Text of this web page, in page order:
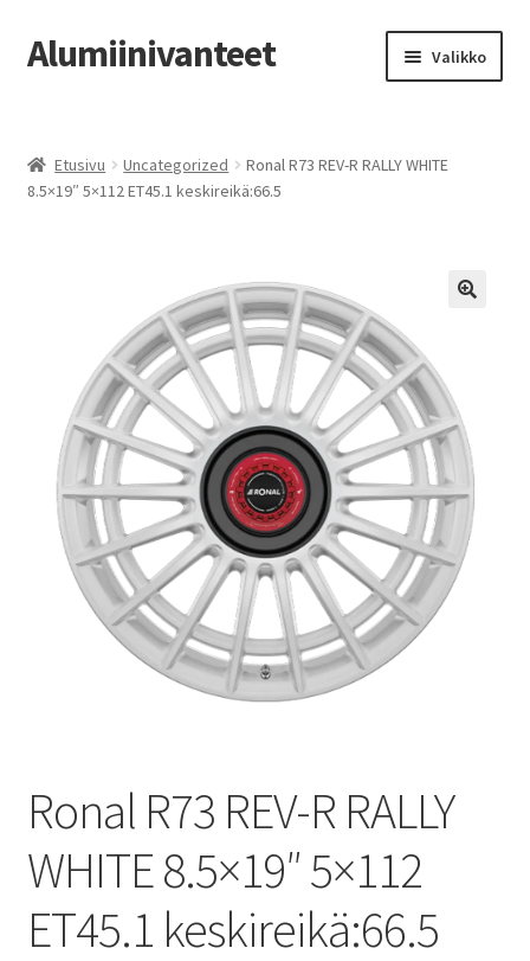
Siirry
navigointiin
Siirry
sisältöön
Alumiinivanteet Valikko
Kauppa
Vanteiden osto-opas
Auton renkaat
Yhteystiedot
Etusivu Uncategorized
Ronal R73 REV-R RALLY WHITE
8.5×19″ 5×112 ET45.1 keskireikä:66.5
Ronal R73 REV-R RALLY
WHITE 8.5×19″ 5×112
ET45.1 keskireikä:66.5